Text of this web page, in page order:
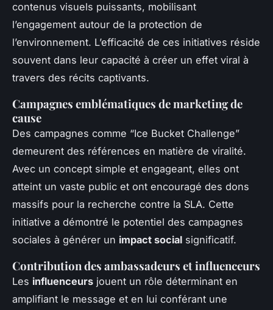
contenus visuels puissants, mobilisant
l’engagement autour de la protection de
l’environnement. L’efficacité de ces initiatives réside
souvent dans leur capacité à créer un effet viral à
travers des récits captivants.
Campagnes emblématiques de marketing de
cause
Des campagnes comme “Ice Bucket Challenge”
demeurent des références en matière de viralité.
Avec un concept simple et engageant, elles ont
atteint un vaste public et ont encouragé des dons
massifs pour la recherche contre la SLA. Cette
initiative a démontré le potentiel des campagnes
sociales à générer un impact social significatif.
Contribution des ambassadeurs et influenceurs
Les influenceurs jouent un rôle déterminant en
amplifiant le message et en lui conférant une